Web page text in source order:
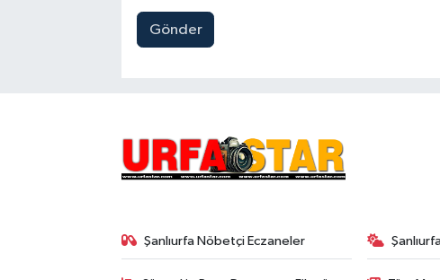
Gönder
Şanlıurfa Nöbetçi Eczaneler